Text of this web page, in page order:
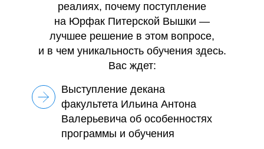
Выступление декана
факультета Ильина Антона
Валерьевича об особенностях
программы и обучения
реалиях, почему поступление
на Юрфак Питерской Вышки —
лучшее решение в этом вопросе,
и в чем уникальность обучения здесь.
Вас ждет: